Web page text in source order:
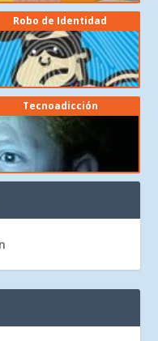
Robo de Identidad
Tecnoadicción